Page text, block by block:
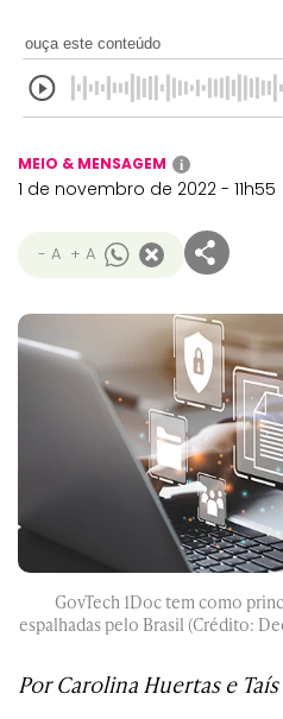
ouça este conteúdo
MEIO & MENSAGEM i
1 de novembro de 2022 - 11h55
- A + A
GovTech 1Doc tem como
espalhadas pelo Brasil (Crédito:
Por Carolina Huertas e Taís